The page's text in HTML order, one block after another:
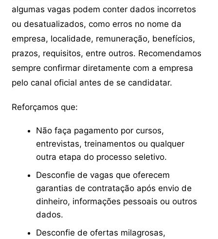
algumas vagas podem conter dados incorretos
ou desatualizados, como erros no nome da
empresa, localidade, remuneração, benefícios,
prazos, requisitos, entre outros. Recomendamos
sempre confirmar diretamente com a empresa
pelo canal oficial antes de se candidatar.
Reforçamos que:
Não faça pagamento por cursos,
entrevistas, treinamentos ou qualquer
outra etapa do processo seletivo.
Desconfie de vagas que oferecem
garantias de contratação após envio de
dinheiro, informações pessoais ou outros
dados.
Desconfie de ofertas milagrosas,